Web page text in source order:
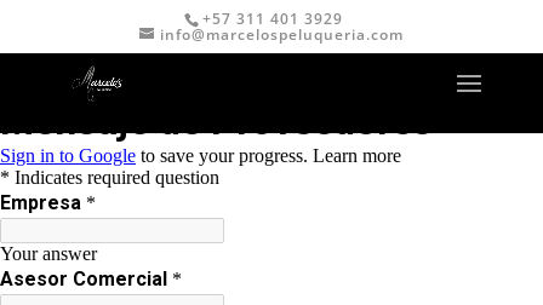
+57 311 401 3929
info@marcelospeluqueria.com